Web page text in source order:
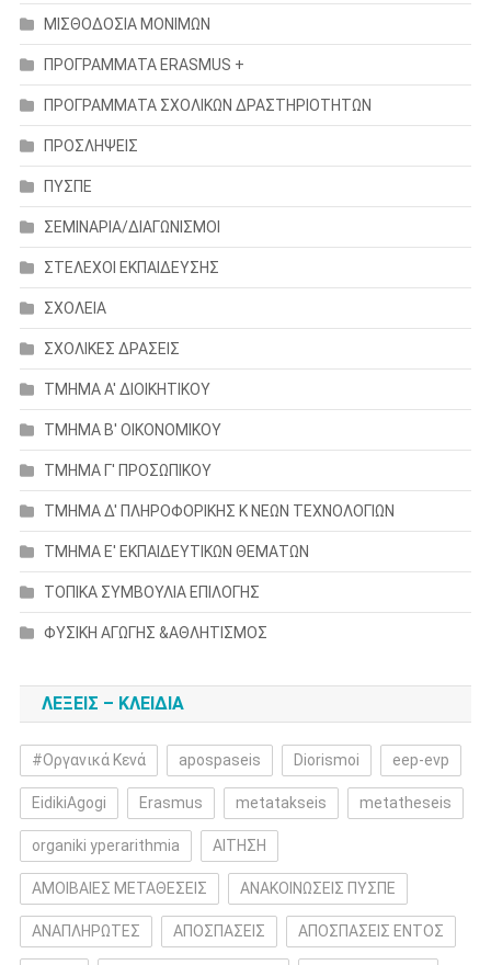
ΜΙΣΘΟΔΟΣΙΑ ΜΟΝΙΜΩΝ
ΠΡΟΓΡΑΜΜΑΤΑ ERASMUS +
ΠΡΟΓΡΑΜΜΑΤΑ ΣΧΟΛΙΚΩΝ ΔΡΑΣΤΗΡΙΟΤΗΤΩΝ
ΠΡΟΣΛΗΨΕΙΣ
ΠΥΣΠΕ
ΣΕΜΙΝΑΡΙΑ/ΔΙΑΓΩΝΙΣΜΟΙ
ΣΤΕΛΕΧΟΙ ΕΚΠΑΙΔΕΥΣΗΣ
ΣΧΟΛΕΙΑ
ΣΧΟΛΙΚΕΣ ΔΡΑΣΕΙΣ
ΤΜΗΜΑ Α' ΔΙΟΙΚΗΤΙΚΟΥ
ΤΜΗΜΑ Β' ΟΙΚΟΝΟΜΙΚΟΥ
ΤΜΗΜΑ Γ' ΠΡΟΣΩΠΙΚΟΥ
ΤΜΗΜΑ Δ' ΠΛΗΡΟΦΟΡΙΚΗΣ Κ ΝΕΩΝ ΤΕΧΝΟΛΟΓΙΩΝ
ΤΜΗΜΑ Ε' ΕΚΠΑΙΔΕΥΤΙΚΩΝ ΘΕΜΑΤΩΝ
ΤΟΠΙΚΑ ΣΥΜΒΟΥΛΙΑ ΕΠΙΛΟΓΗΣ
ΦΥΣΙΚΗ ΑΓΩΓΗΣ &ΑΘΛΗΤΙΣΜΟΣ
ΛΕΞΕΙΣ – ΚΛΕΙΔΙΑ
#Οργανικά Κενά apospaseis Diorismoi eep-evp
EidikiAgogi Erasmus metatakseis metatheseis
organiki yperarithmia ΑΙΤΗΣΗ
ΑΜΟΙΒΑΙΕΣ ΜΕΤΑΘΕΣΕΙΣ ΑΝΑΚΟΙΝΩΣΕΙΣ ΠΥΣΠΕ
ΑΝΑΠΛΗΡΩΤΕΣ ΑΠΟΣΠΑΣΕΙΣ ΑΠΟΣΠΑΣΕΙΣ ΕΝΤΟΣ